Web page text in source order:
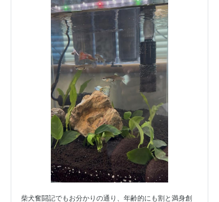
一回の交配で、概ね2回から3回、3週間から4週間間
隔で産仔する
繁殖力が強く、一回の産仔で2-120匹程度の仔魚を産
生息する水温は15度から35度程度といわれている
淡水から汽水（海水の混じった水）域にかけて分布
原産地は南米北部の小アンチル諸島。
19世紀半ばにヨーロッパに紹介されてからは、観賞用に
飼育されていたものが逃げ出したり、蚊を駆除させるた
めに放流されたりしたため、今では中南米や東南アジア
日本でも同様のことが起こっており、温泉地や沖縄など
柴犬奮闘記でもお分かりの通り、年齢的にも割と満身創